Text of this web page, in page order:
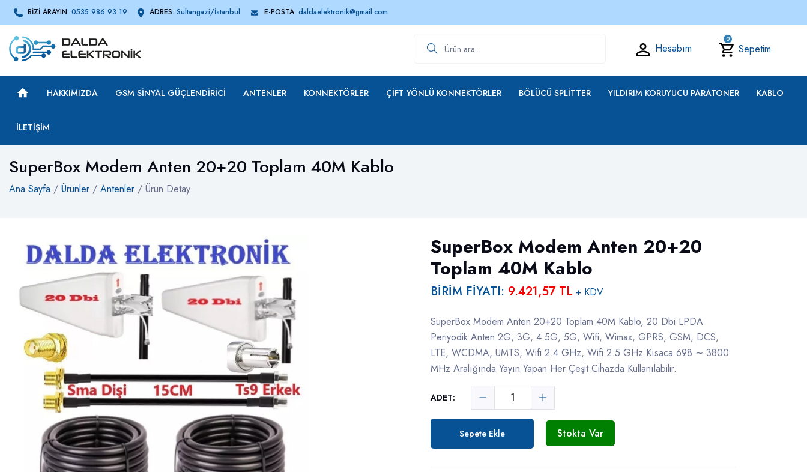
BİZİ ARAYIN: 0535 986 93 19 ADRES: Sultangazi/İstanbul E-POSTA: daldaelektronik@gmail.com
Hesabım Sepetim
0
HAKKIMIZDA GSM SINYAL GÜÇLENDIRICI ANTENLER KONNEKTÖRLER ÇIFT YÖNLÜ KONNEKTÖRLER BÖLÜCÜ SPLITTER YILDIRIM KORUYUCU PARATONER KABLO
İLETIŞIM
SuperBox Modem Anten 20+20 Toplam 40M Kablo
Ana Sayfa / Ürünler / Antenler / Ürün Detay
SuperBox Modem Anten 20+20
Toplam 40M Kablo
BİRİM FİYATI: 9.421,57 TL + KDV
SuperBox Modem Anten 20+20 Toplam 40M Kablo, 20 Dbi LPDA
Periyodik Anten 2G, 3G, 4.5G, 5G, Wifi, Wimax, GPRS, GSM, DCS,
LTE, WCDMA, UMTS, Wifi 2.4 GHz, Wifi 2.5 GHz Kısaca 698 ∼ 3800
MHz Aralığında Yayın Yapan Her Çeşit Cihazda Kullanılabilir.
ADET:
Sepete Ekle Stokta Var